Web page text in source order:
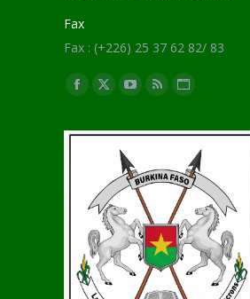
Fax
Fax : (+226) 25 37 62 82/ 83
Trouvez nous sur :
Facebook
opens
window
X
opens
new
window
YouTube
opens
in
new
window
RSS
opens
new
window
Site
page
opens
in
new
window